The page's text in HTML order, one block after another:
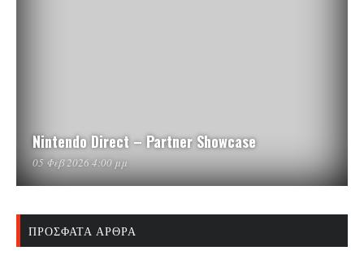
Nintendo Direct – Partner Showcase
05 Φεβ 2026 4:00 μμ
ΠΡΌΣΦΑΤΑ ΆΡΘΡΑ